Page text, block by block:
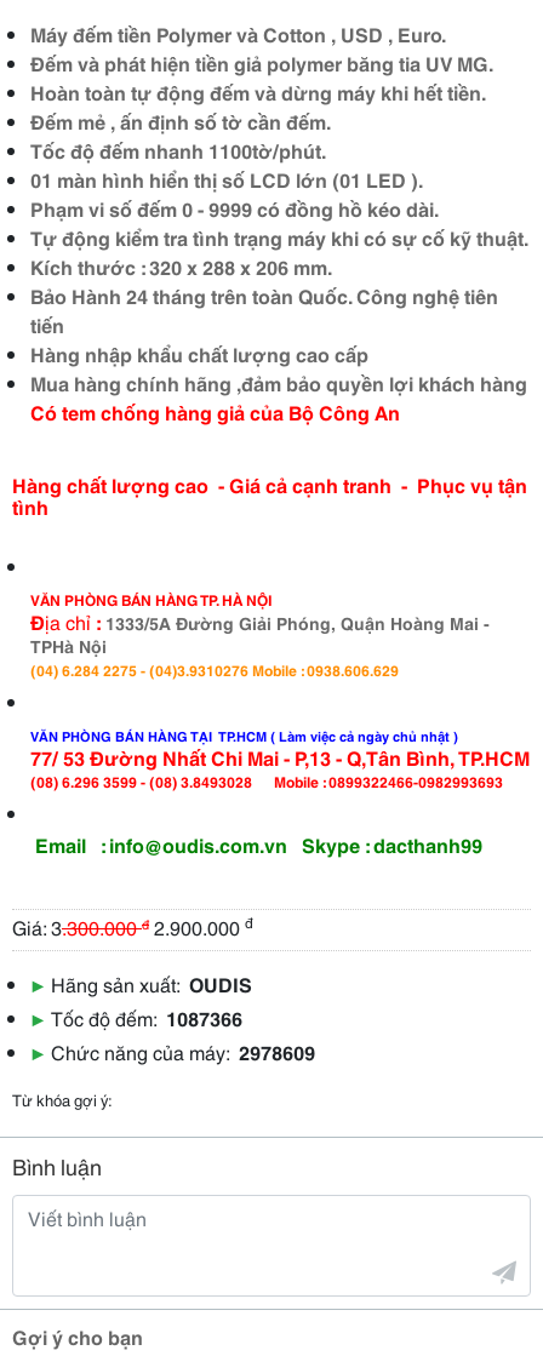
Máy đếm tiền Polymer và Cotton , USD , Euro.
Đếm và phát hiện tiền giả polymer băng tia UV MG.
Hoàn toàn tự động đếm và dừng máy khi hết tiền.
Đếm mẻ , ấn định số tờ cần đếm.
Tốc độ đếm nhanh 1100tờ/phút.
01 màn hình hiển thị số LCD lớn (01 LED ).
Phạm vi số đếm 0 - 9999 có đồng hồ kéo dài.
Tự động kiểm tra tình trạng máy khi có sự cố kỹ thuật.
Kích thước : 320 x 288 x 206 mm.
Bảo Hành 24 tháng trên toàn Quốc. Công nghệ tiên
tiến
Hàng nhập khẩu chất lượng cao cấp
Mua hàng chính hãng ,đảm bảo quyền lợi khách hàng
Có tem chống hàng giả của Bộ Công An
Hàng chất lượng cao - Giá cả cạnh tranh - Phục vụ tận
tình
VĂN PHÒNG BÁN HÀNG TP. HÀ NỘI
Địa chỉ : 1333/5A Đường Giải Phóng, Quận Hoàng Mai -
TPHà Nội
(04) 6.284 2275 - (04)3.9310276 Mobile : 0938.606.629
VĂN PHÒNG BÁN HÀNG TẠI TP.HCM ( Làm việc cả ngày chủ nhật )
77/ 53 Đường Nhất Chi Mai- P,13 - Q,Tân Bình, TP.HCM
(08) 6.296 3599 - (08) 3.8493028 Mobile : 0899322466-0982993693
Email :info@oudis.com.vn Skype : dacthanh99
Giá: 3.300.000đ 2.900.000 đ
▶ Hãng sản xuất: OUDIS
▶ Tốc độ đếm: 1087366
▶ Chức năng của máy: 2978609
Từ khóa gợi ý:
Bình luận
Gợi ý cho bạn